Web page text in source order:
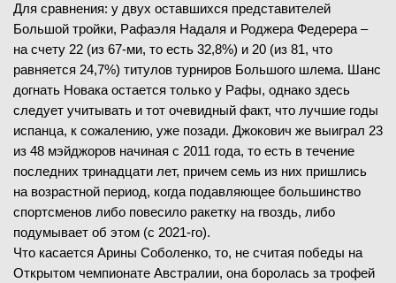
Для сравнения: у двух оставшихся представителей
Большой тройки, Рафаэля Надаля и Роджера Федерера –
на счету 22 (из 67-ми, то есть 32,8%) и 20 (из 81, что
равняется 24,7%) титулов турниров Большого шлема. Шанс
догнать Новака остается только у Рафы, однако здесь
следует учитывать и тот очевидный факт, что лучшие годы
испанца, к сожалению, уже позади. Джокович же выиграл 23
из 48 мэйджоров начиная с 2011 года, то есть в течение
последних тринадцати лет, причем семь из них пришлись
на возрастной период, когда подавляющее большинство
спортсменов либо повесило ракетку на гвоздь, либо
подумывает об этом (с 2021-го).
Что касается Арины Соболенко, то, не считая победы на
Открытом чемпионате Австралии, она боролась за трофей